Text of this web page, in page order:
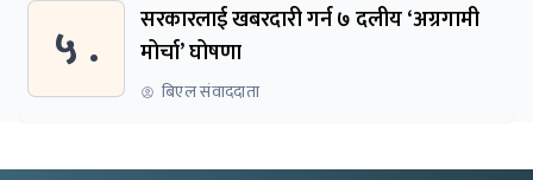
५ .
सरकारलाई खबरदारी गर्न ७ दलीय ‘अग्रगामी
मोर्चा’ घोषणा
बिएल संवाददाता